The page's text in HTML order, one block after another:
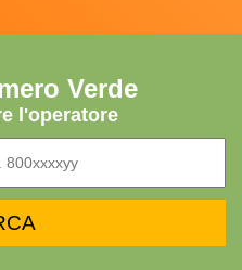
Verde
l'operatore